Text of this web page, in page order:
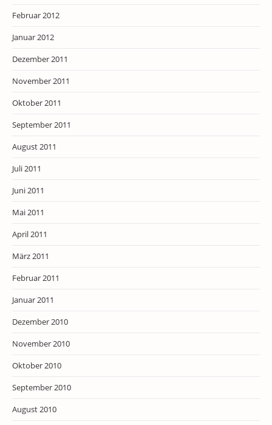
Februar 2012
Januar 2012
Dezember 2011
November 2011
Oktober 2011
September 2011
August 2011
Juli 2011
Juni 2011
Mai 2011
April 2011
März 2011
Februar 2011
Januar 2011
Dezember 2010
November 2010
Oktober 2010
September 2010
August 2010